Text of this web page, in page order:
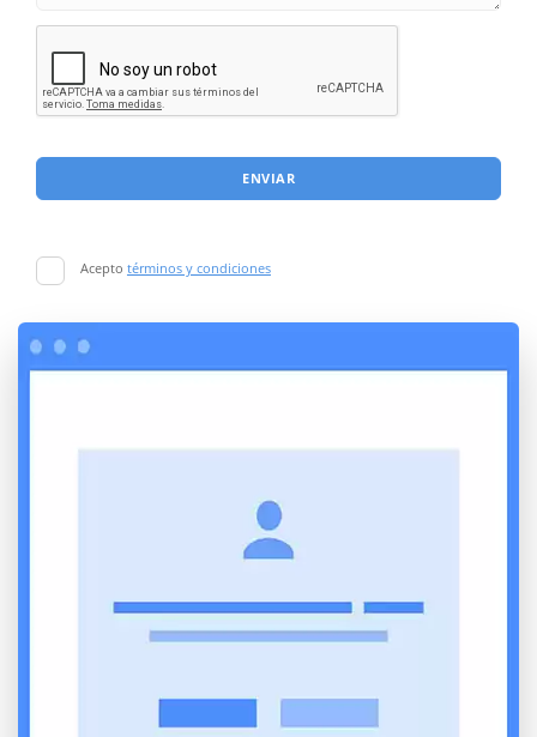
ENVIAR
Acepto términos y condiciones